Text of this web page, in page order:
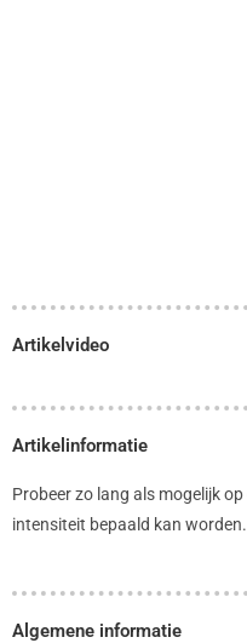
Artikelvideo
Artikelinformatie
Probeer zo lang als mogelijk
intensiteit bepaald kan
Algemene informatie